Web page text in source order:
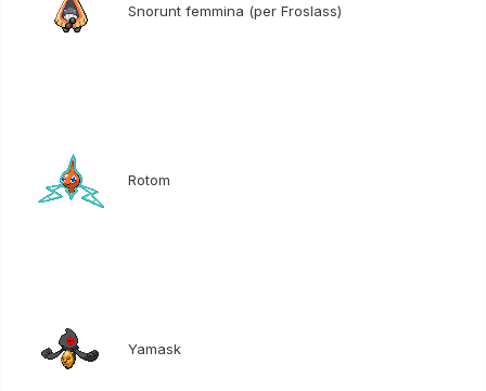
Snorunt femmina (per Froslass)
Rotom
Yamask